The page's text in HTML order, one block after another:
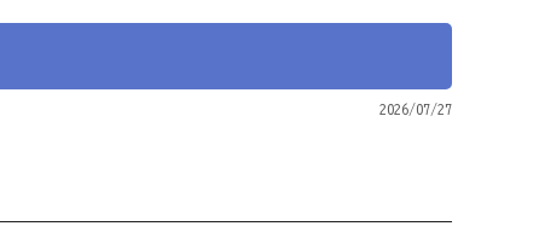
2026/07/27